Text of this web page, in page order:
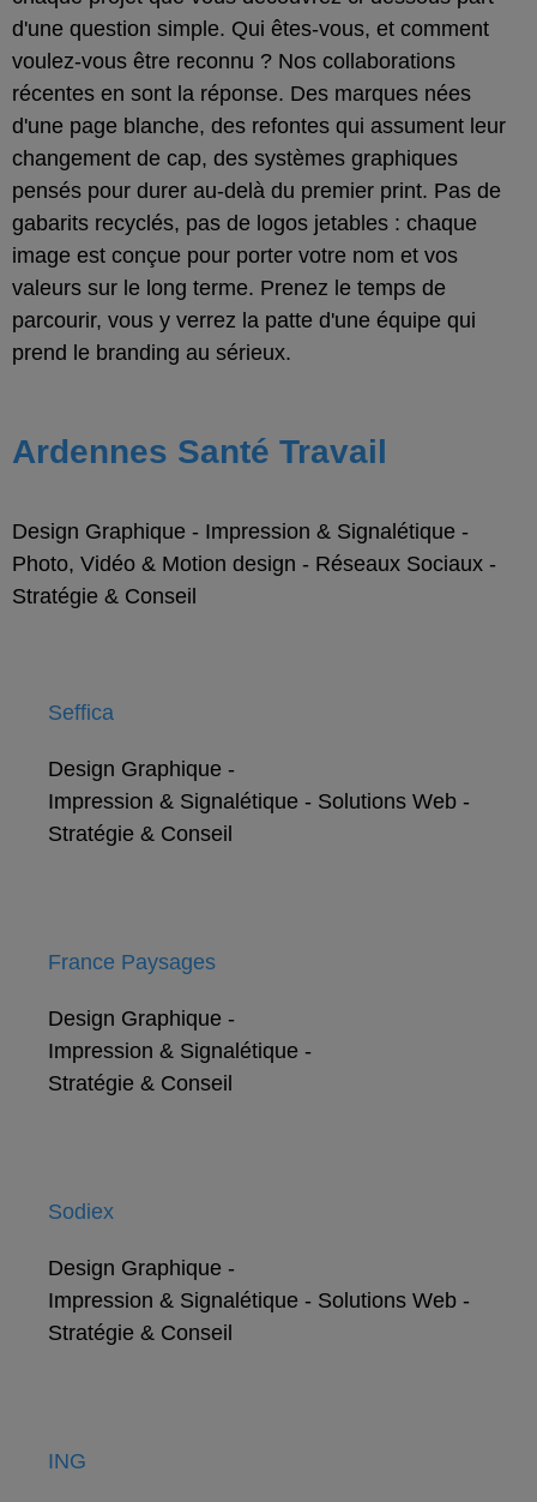
d'une question simple. Qui êtes-vous, et comment
voulez-vous être reconnu ? Nos collaborations
récentes en sont la réponse. Des marques nées
d'une page blanche, des refontes qui assument leur
changement de cap, des systèmes graphiques
pensés pour durer au-delà du premier print. Pas de
gabarits recyclés, pas de logos jetables : chaque
image est conçue pour porter votre nom et vos
valeurs sur le long terme. Prenez le temps de
parcourir, vous y verrez la patte d'une équipe qui
prend le branding au sérieux.
Ardennes Santé Travail
Design Graphique - Impression & Signalétique -
Photo, Vidéo & Motion design - Réseaux Sociaux -
Stratégie & Conseil
Seffica
Design Graphique -
Impression & Signalétique - Solutions Web -
Stratégie & Conseil
France Paysages
Design Graphique -
Impression & Signalétique -
Stratégie & Conseil
Sodiex
Design Graphique -
Impression & Signalétique - Solutions Web -
Stratégie & Conseil
ING